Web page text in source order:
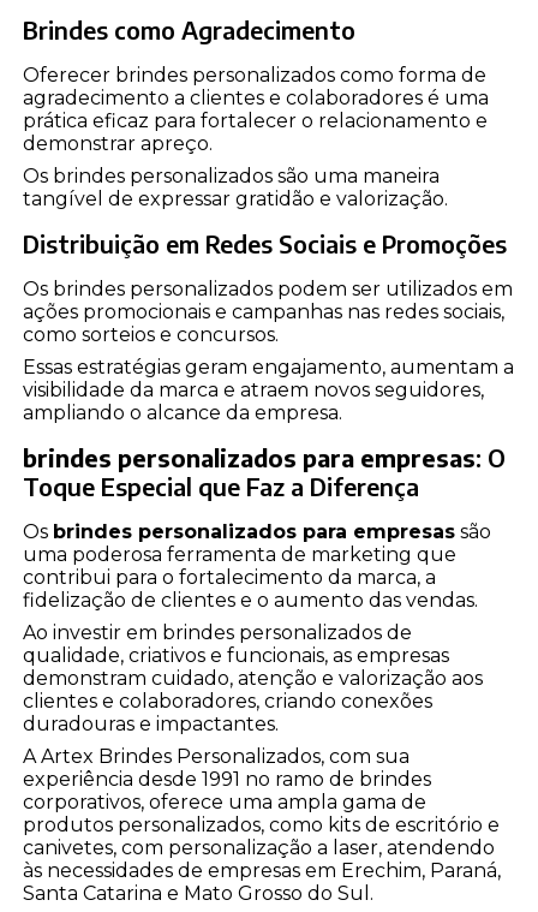
Brindes como Agradecimento
Oferecer brindes personalizados como forma de
agradecimento a clientes e colaboradores é uma
prática eficaz para fortalecer o relacionamento e
demonstrar apreço.
Os brindes personalizados são uma maneira
tangível de expressar gratidão e valorização.
Distribuição em Redes Sociais e Promoções
Os brindes personalizados podem ser utilizados em
ações promocionais e campanhas nas redes sociais,
como sorteios e concursos.
Essas estratégias geram engajamento, aumentam a
visibilidade da marca e atraem novos seguidores,
ampliando o alcance da empresa.
brindes personalizados para empresas: O
Toque Especial que Faz a Diferença
Os brindes personalizados para empresas são
uma poderosa ferramenta de marketing que
contribui para o fortalecimento da marca, a
fidelização de clientes e o aumento das vendas.
Ao investir em brindes personalizados de
qualidade, criativos e funcionais, as empresas
demonstram cuidado, atenção e valorização aos
clientes e colaboradores, criando conexões
duradouras e impactantes.
A Artex Brindes Personalizados, com sua
experiência desde 1991 no ramo de brindes
corporativos, oferece uma ampla gama de
produtos personalizados, como kits de escritório e
canivetes, com personalização a laser, atendendo
às necessidades de empresas em Erechim, Paraná,
Santa Catarina e Mato Grosso do Sul.